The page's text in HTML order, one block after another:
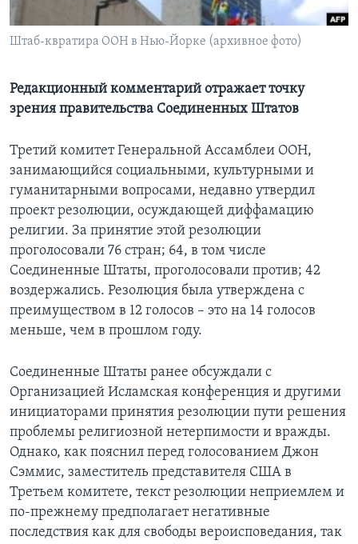
Learning English
Языки
Штаб-квратира ООН в Нью-Йорке (архивное фото)
Редакционный комментарий отражает точку
зрения правительства Соединенных Штатов
Третий комитет Генеральной Ассамблеи ООН,
занимающийся социальными, культурными и
гуманитарными вопросами, недавно утвердил
проект резолюции, осуждающей диффамацию
религии. За принятие этой резолюции
проголосовали 76 стран; 64, в том числе
Соединенные Штаты, проголосовали против; 42
воздержались. Резолюция была утверждена с
преимуществом в 12 голосов – это на 14 голосов
меньше, чем в прошлом году.
Соединенные Штаты ранее обсуждали с
Организацией Исламская конференция и другими
инициаторами принятия резолюции пути решения
проблемы религиозной нетерпимости и вражды.
Однако, как пояснил перед голосованием Джон
Сэммис, заместитель представителя США в
Третьем комитете, текст резолюции неприемлем и
по-прежнему предполагает негативные
последствия как для свободы вероисповедания, так